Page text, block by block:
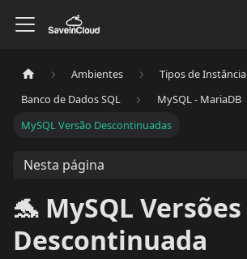
Ambientes
Tipos de Instância
Banco de Dados SQL
MySQL - MariaDB
MySQL Versão Descontinuadas
Nesta página
🐬 MySQL Versões
Descontinuada